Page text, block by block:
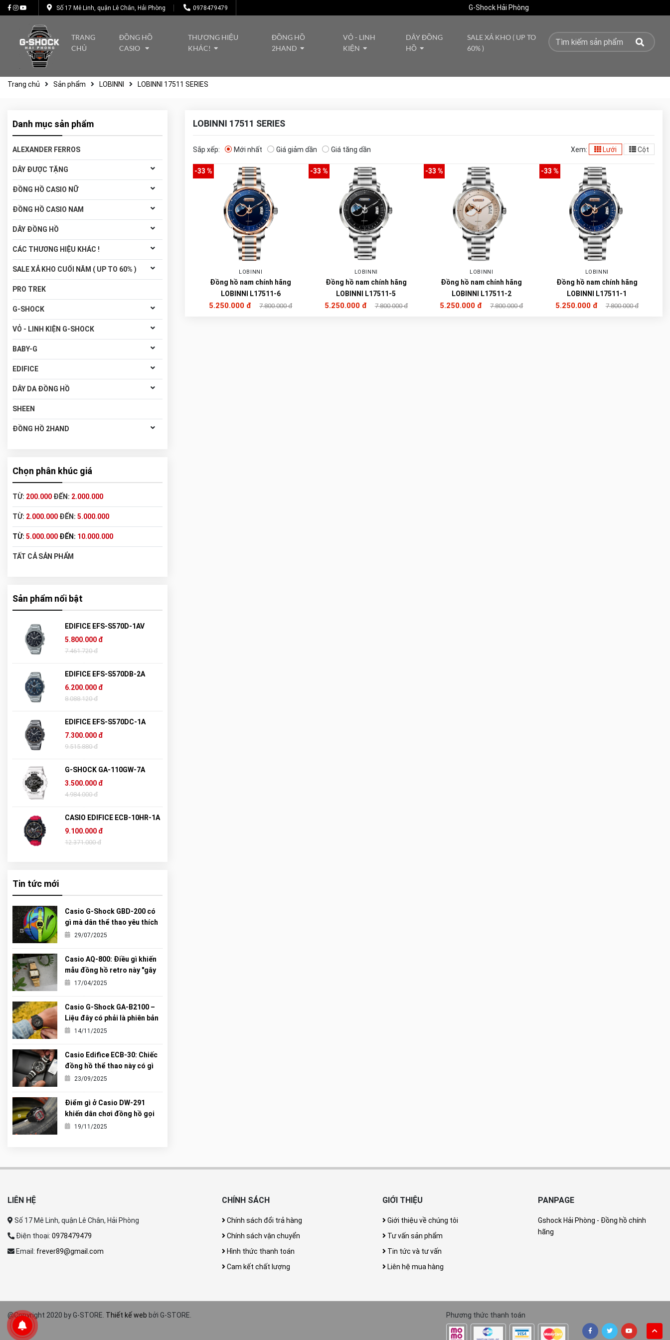
Số 17 Mê Linh, quận Lê Chân, Hải Phòng 0978479479 G-Shock Hải Phòng
TRANG
CHỦ
ĐỒNG HỒ
CASIO
THƯƠNG HIỆU
KHÁC!
ĐỒNG HỒ
2HAND
VỎ - LINH
KIỆN
DÂY ĐỒNG
HỒ
SALE XẢ KHO ( UP TO
60% )
Trang chủ Sản phẩm LOBINNI LOBINNI 17511 SERIES
Danh mục sản phẩm
ALEXANDER FERROS
DÂY ĐƯỢC TẶNG
ĐỒNG HỒ CASIO NỮ
ĐỒNG HỒ CASIO NAM
DÂY ĐỒNG HỒ
CÁC THƯƠNG HIỆU KHÁC !
SALE XẢ KHO CUỐI NĂM ( UP TO 60% )
PRO TREK
G-SHOCK
VỎ - LINH KIỆN G-SHOCK
BABY-G
EDIFICE
DÂY DA ĐỒNG HỒ
SHEEN
ĐỒNG HỒ 2HAND
Chọn phân khúc giá
TỪ: 200.000 ĐẾN: 2.000.000
TỪ: 2.000.000 ĐẾN: 5.000.000
TỪ: 5.000.000 ĐẾN: 10.000.000
TẤT CẢ SẢN PHẨM
Sản phẩm nổi bật
EDIFICE EFS-S570D-1AV
5.800.000 đ
7.461.720 đ
EDIFICE EFS-S570DB-2A
6.200.000 đ
8.088.120 đ
EDIFICE EFS-S570DC-1A
7.300.000 đ
9.515.880 đ
G-SHOCK GA-110GW-7A
3.500.000 đ
4.984.000 đ
CASIO EDIFICE ECB-10HR-1A
9.100.000 đ
12.371.000 đ
Tin tức mới
Casio G-Shock GBD-200 có
gì mà dân thể thao yêu thích
đến vậy?
29/07/2025
Casio AQ-800: Điều gì khiến
mẫu đồng hồ retro này "gây
sốt" đến vậy?
17/04/2025
Casio G-Shock GA-B2100 –
Liệu đây có phải là phiên bản
“Carbon Core” hoàn hảo nhất
14/11/2025
Casio Edifice ECB-30: Chiếc
đồng hồ thể thao này có gì
khiến giới trẻ mê mẩn?
23/09/2025
Điểm gì ở Casio DW-291
khiến dân chơi đồng hồ gọi
nó là tiểu G-Shock?
19/11/2025
LOBINNI 17511 SERIES
Sắp xếp: Mới nhất Giá giảm dần Giá tăng dần Xem: Lưới Cột
-33 %
LOBINNI
Đồng hồ nam chính hãng
LOBINNI L17511-6
5.250.000 đ 7.800.000 đ
-33 %
LOBINNI
Đồng hồ nam chính hãng
LOBINNI L17511-5
5.250.000 đ 7.800.000 đ
-33 %
LOBINNI
Đồng hồ nam chính hãng
LOBINNI L17511-2
5.250.000 đ 7.800.000 đ
-33 %
LOBINNI
Đồng hồ nam chính hãng
LOBINNI L17511-1
5.250.000 đ 7.800.000 đ
LIÊN HỆ
Số 17 Mê Linh, quận Lê Chân, Hải Phòng
Điện thoại: 0978479479
Email: frever89@gmail.com
CHÍNH SÁCH
Chính sách đổi trả hàng
Chính sách vận chuyển
Hình thức thanh toán
Cam kết chất lượng
GIỚI THIỆU
Giới thiệu về chúng tôi
Tư vấn sản phẩm
Tin tức và tư vấn
Liên hệ mua hàng
PANPAGE
Gshock Hải Phòng - Đồng hồ chính
hãng
@Copyright 2020 by G-STORE. Thiết kế web bởi G-STORE. Phương thức thanh toán